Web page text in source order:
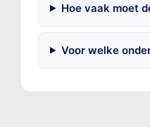
Hoe vaak moet
Voor welke